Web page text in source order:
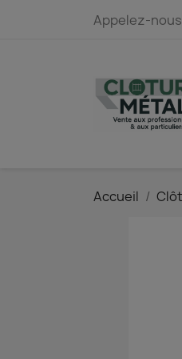
Appelez-nous
Accueil